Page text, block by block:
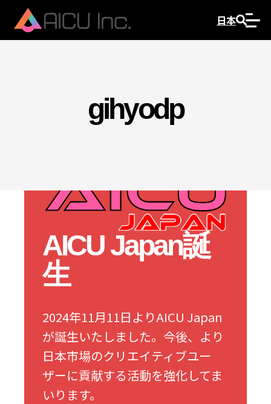
日本
gihyodp
AICU Japan誕
生
2024年11月11日よりAICU Japan
が誕生いたしました。今後、より
日本市場のクリエイティブユー
ザーに貢献する活動を強化してま
いります。